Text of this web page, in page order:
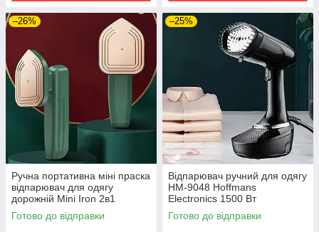
–26%
Ручна портативна міні праска
відпарювач для одягу
дорожній Mini Iron 2в1
Готово до відправки
–25%
Відпарювач ручний для одягу
HM-9048 Hoffmans
Electronics 1500 Вт
парогенератор праска
вертикальна Чорна
Готово до відправки